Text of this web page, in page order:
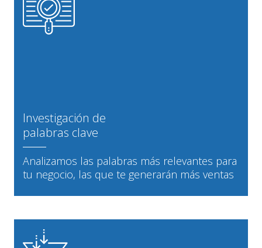
Investigación de
palabras clave
Analizamos las palabras más relevantes para
tu negocio, las que te generarán más ventas